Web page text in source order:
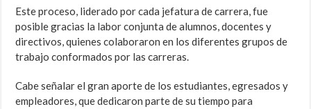
Este proceso, liderado por cada jefatura de carrera, fue
posible gracias la labor conjunta de alumnos, docentes y
directivos, quienes colaboraron en los diferentes grupos de
trabajo conformados por las carreras.
Cabe señalar el gran aporte de los estudiantes, egresados y
empleadores, que dedicaron parte de su tiempo para